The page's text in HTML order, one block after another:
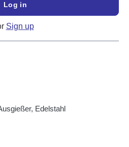
Log in
Sign up
Edelstahl